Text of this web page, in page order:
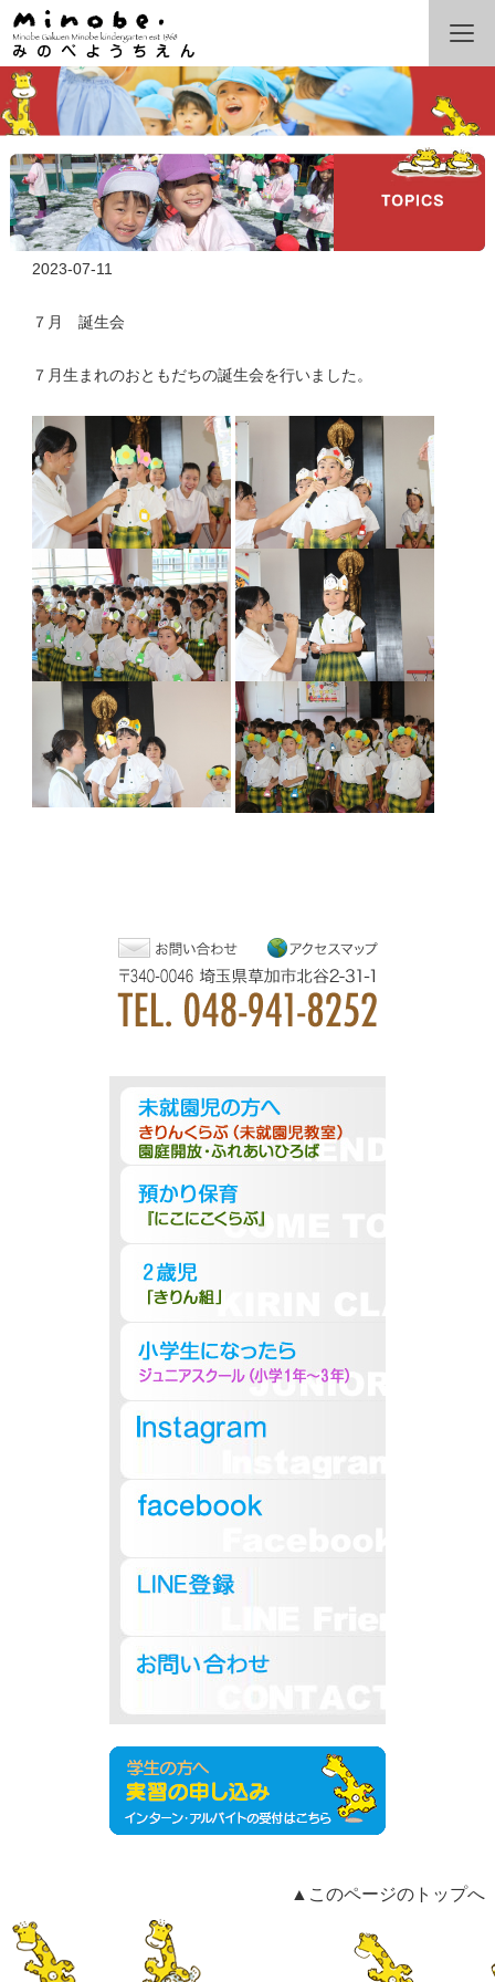
2023-07-11
７月 誕生会
７月生まれのおともだちの誕生会を行いました。
▲このページのトップへ